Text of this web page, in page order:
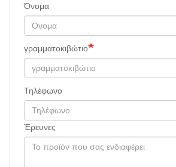
Όνομα
γραμματοκιβώτιο
Τηλέφωνο
Έρευνες